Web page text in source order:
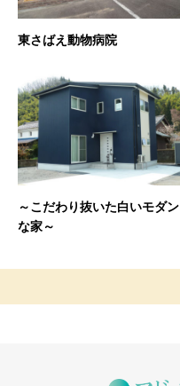
東さばえ動物病院
～こだわり抜いた白いモダン
な家～